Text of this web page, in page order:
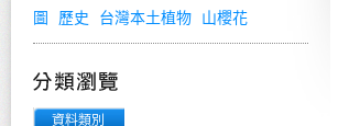
圖
歷史 台灣本土植物 山櫻花
資料類別